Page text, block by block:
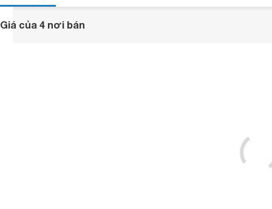
Giá của 4 nơi bán